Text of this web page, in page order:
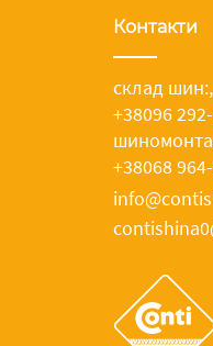
Контакти
склад шин:,
+38096
+38068